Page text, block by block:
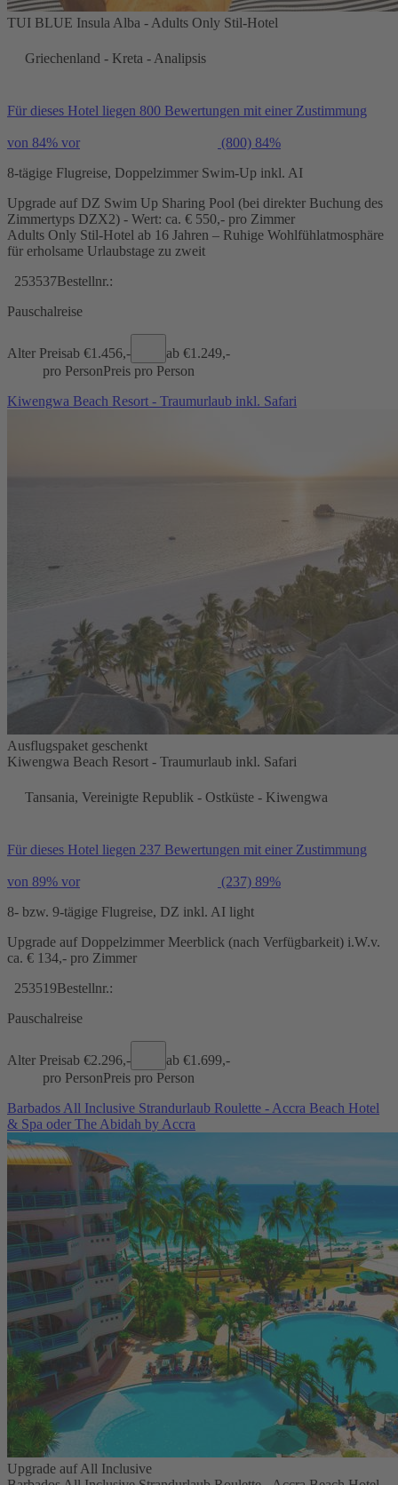
TUI BLUE Insula Alba - Adults Only Stil-Hotel
Griechenland - Kreta - Analipsis
Für dieses Hotel liegen 800 Bewertungen mit einer Zustimmung
von 84% vor (800) 84%
8-tägige Flugreise, Doppelzimmer Swim-Up inkl. AI
Upgrade auf DZ Swim Up Sharing Pool (bei direkter Buchung des
Zimmertyps DZX2) - Wert: ca. € 550,- pro Zimmer
Adults Only Stil-Hotel ab 16 Jahren – Ruhige Wohlfühlatmosphäre
für erholsame Urlaubstage zu zweit
253537Bestellnr.:
Pauschalreise
Alter Preisab €1.456,- ab €1.249,-
pro PersonPreis pro Person
Kiwengwa Beach Resort - Traumurlaub inkl. Safari
Ausflugspaket geschenkt
Kiwengwa Beach Resort - Traumurlaub inkl. Safari
Tansania, Vereinigte Republik - Ostküste - Kiwengwa
Für dieses Hotel liegen 237 Bewertungen mit einer Zustimmung
von 89% vor (237) 89%
8- bzw. 9-tägige Flugreise, DZ inkl. AI light
Upgrade auf Doppelzimmer Meerblick (nach Verfügbarkeit) i.W.v.
ca. € 134,- pro Zimmer
253519Bestellnr.:
Pauschalreise
Alter Preisab €2.296,- ab €1.699,-
pro PersonPreis pro Person
Barbados All Inclusive Strandurlaub Roulette - Accra Beach Hotel
& Spa oder The Abidah by Accra
Upgrade auf All Inclusive